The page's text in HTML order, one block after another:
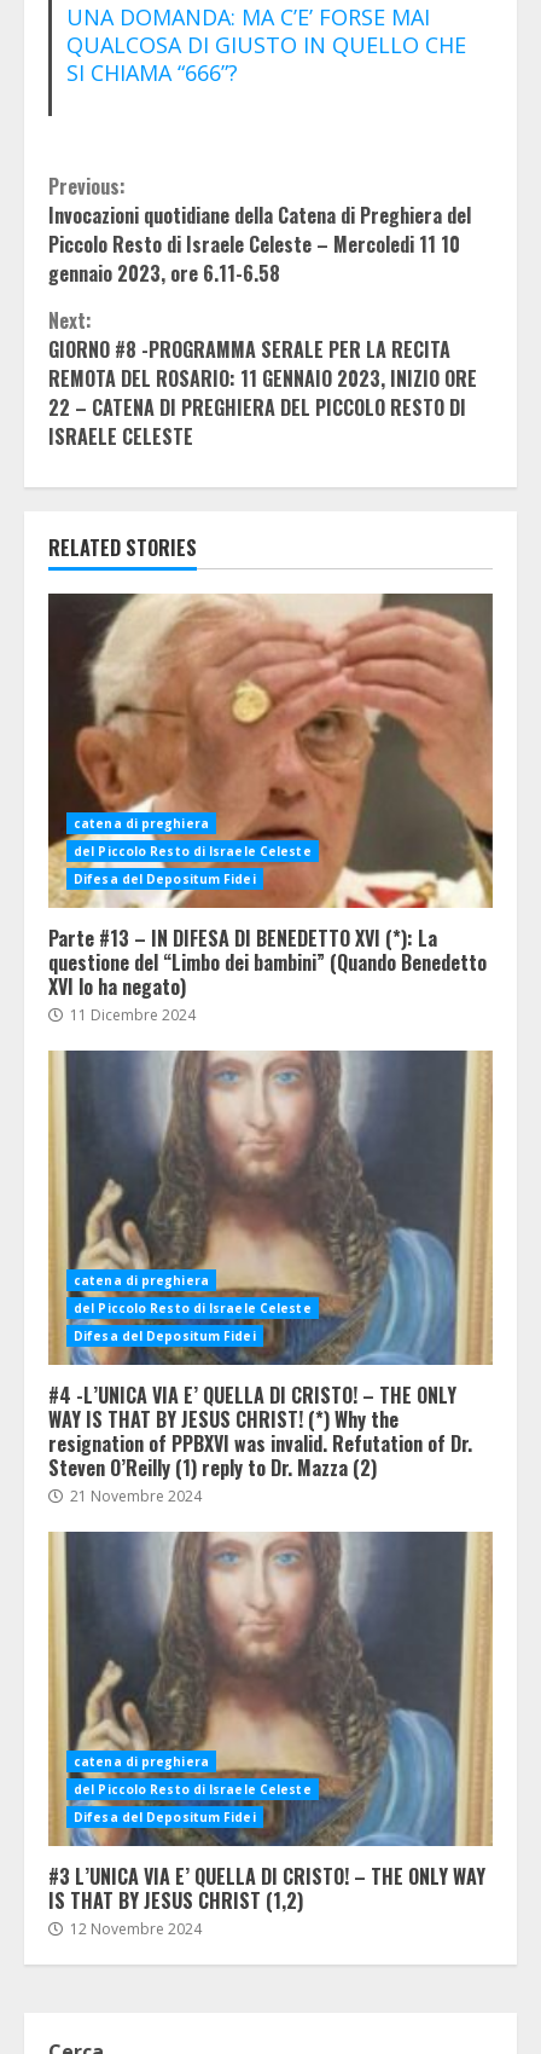
UNA DOMANDA: MA C’E’ FORSE MAI
QUALCOSA DI GIUSTO IN QUELLO CHE
SI CHIAMA “666”?
Continue
Reading
Previous:
Invocazioni quotidiane della Catena di Preghiera del
Piccolo Resto di Israele Celeste – Mercoledi 11 10
gennaio 2023, ore 6.11-6.58
Next:
GIORNO #8 -PROGRAMMA SERALE PER LA RECITA
REMOTA DEL ROSARIO: 11 GENNAIO 2023, INIZIO ORE
22 – CATENA DI PREGHIERA DEL PICCOLO RESTO DI
ISRAELE CELESTE
RELATED STORIES
catena di preghiera
del Piccolo Resto di Israele Celeste
Difesa del Depositum Fidei
Parte #13 – IN DIFESA DI BENEDETTO XVI (*): La
questione del “Limbo dei bambini” (Quando Benedetto
XVI lo ha negato)
11 Dicembre 2024
catena di preghiera
del Piccolo Resto di Israele Celeste
Difesa del Depositum Fidei
#4 -L’UNICA VIA E’ QUELLA DI CRISTO! – THE ONLY
WAY IS THAT BY JESUS CHRIST! (*) Why the
resignation of PPBXVI was invalid. Refutation of Dr.
Steven O’Reilly (1) reply to Dr. Mazza (2)
21 Novembre 2024
catena di preghiera
del Piccolo Resto di Israele Celeste
Difesa del Depositum Fidei
#3 L’UNICA VIA E’ QUELLA DI CRISTO! – THE ONLY WAY
IS THAT BY JESUS CHRIST (1,2)
12 Novembre 2024